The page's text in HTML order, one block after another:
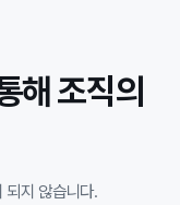
해 조직의
되지 않습니다.